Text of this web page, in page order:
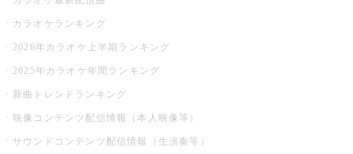
カラオケランキング
2026年カラオケ上半期ランキング
2025年カラオケ年間ランキング
新曲トレンドランキング
映像コンテンツ配信情報（本人映像等）
サウンドコンテンツ配信情報（生演奏等）